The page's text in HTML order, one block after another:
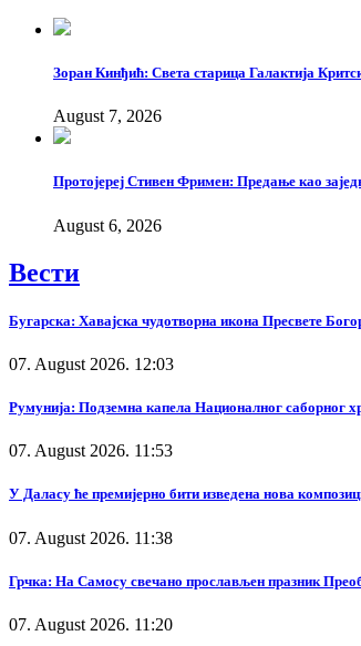
Зоран Кинђић: Света старица Галактија
August 7, 2026
Протојереј Стивен Фримен: Предање као
August 6, 2026
Вести
Бугарска: Хавајска чудотворна икона Пресвете
07. August 2026. 12:03
Румунија: Подземна капела Националног саборног
07. August 2026. 11:53
У Даласу ће премијерно бити изведена нова
07. August 2026. 11:38
Грчка: На Самосу свечано прослављен празник
07. August 2026. 11:20